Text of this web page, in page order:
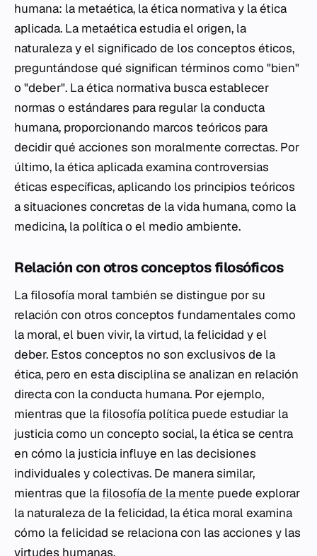
humana: la metaética, la ética normativa y la ética
aplicada. La metaética estudia el origen, la
naturaleza y el significado de los conceptos éticos,
preguntándose qué significan términos como "bien"
o "deber". La ética normativa busca establecer
normas o estándares para regular la conducta
humana, proporcionando marcos teóricos para
decidir qué acciones son moralmente correctas. Por
último, la ética aplicada examina controversias
éticas específicas, aplicando los principios teóricos
a situaciones concretas de la vida humana, como la
medicina, la política o el medio ambiente.
Relación con otros conceptos filosóficos
La filosofía moral también se distingue por su
relación con otros conceptos fundamentales como
la moral, el buen vivir, la virtud, la felicidad y el
deber. Estos conceptos no son exclusivos de la
ética, pero en esta disciplina se analizan en relación
directa con la conducta humana. Por ejemplo,
mientras que la filosofía política puede estudiar la
justicia como un concepto social, la ética se centra
en cómo la justicia influye en las decisiones
individuales y colectivas. De manera similar,
mientras que la filosofía de la mente puede explorar
la naturaleza de la felicidad, la ética moral examina
cómo la felicidad se relaciona con las acciones y las
virtudes humanas.